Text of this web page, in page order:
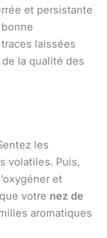
et persistante
laissées
la qualité des
les
volatiles. Puis,
et
votre nez de
aromatiques